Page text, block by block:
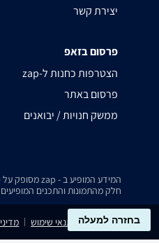
יצירת קשר
פרסום בזאפ
zap-הצטרפות כחנות ל
פרסום באתר
ממשק חנויות / יבואנים
המידע המופיע ב - zap מסופק על ידי החנויות עצמן ובאחריותן בלבד. במידה ונתקלת בבעיה כלשהי בנתונים המוצגים באתר, אנא שלח אלינו הודעה ואנו נטפל בעניין.
חלק מהתמונות והתכנים
בחזרה למעלה
נגישות תנאי שימוש